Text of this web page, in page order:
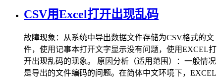
CSV用Excel打开出现乱码
故障现象：从系统中导出数据文件存储为CSV格式的文
件，使用记事本打开文字显示没有问题，使用EXCEL打
开出现乱码的现象。 原因分析（适用范围）：一般情况
是导出的文件编码的问题。在简体中文环境下，EXCEL